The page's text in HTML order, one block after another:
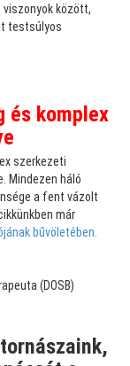
között,
testsúlyos
és komplex
szerkezeti
Mindezen háló
a fent vázolt
már
bűvöletében.
(DOSB)